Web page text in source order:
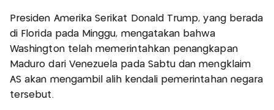
Presiden Amerika Serikat Donald Trump, yang berada
di Florida pada Minggu, mengatakan bahwa
Washington telah memerintahkan penangkapan
Maduro dari Venezuela pada Sabtu dan mengklaim
AS akan mengambil alih kendali pemerintahan negara
tersebut.